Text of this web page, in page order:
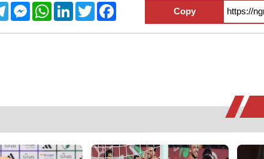
Copy
WhatsAppLinkedInTwitter
Facebook